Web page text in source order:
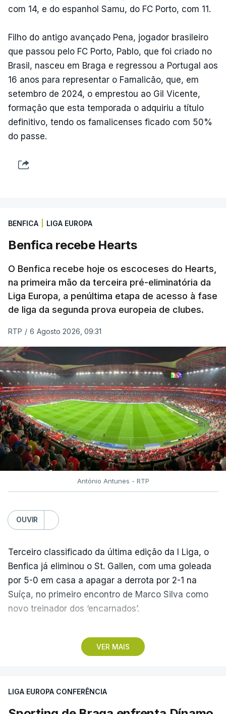
com 14, e do espanhol Samu, do FC Porto, com 11.
Filho do antigo avançado Pena, jogador brasileiro
que passou pelo FC Porto, Pablo, que foi criado no
Brasil, nasceu em Braga e regressou a Portugal aos
16 anos para representar o Famalicão, que, em
setembro de 2024, o emprestou ao Gil Vicente,
formação que esta temporada o adquiriu a título
definitivo, tendo os famalicenses ficado com 50%
do passe.
BENFICA LIGA EUROPA
Benfica recebe Hearts
O Benfica recebe hoje os escoceses do Hearts,
na primeira mão da terceira pré-eliminatória da
Liga Europa, a penúltima etapa de acesso à fase
de liga da segunda prova europeia de clubes.
RTP / 6 Agosto 2026, 09:31
António Antunes - RTP
OUVIR
VER MAIS
Terceiro classificado da última edição da I Liga, o
Benfica já eliminou o St. Gallen, com uma goleada
por 5-0 em casa a apagar a derrota por 2-1 na
Suíça, no primeiro encontro de Marco Silva como
novo treinador dos ‘encarnados’.
Pela frente, as ‘águias’ vão ter agora o vice-
campeão escocês, que tem o português Cláudio
de serem eliminados pelos austríacos do Sturm
Graz, com um agregado de 6-0.
LIGA EUROPA CONFERÊNCIA